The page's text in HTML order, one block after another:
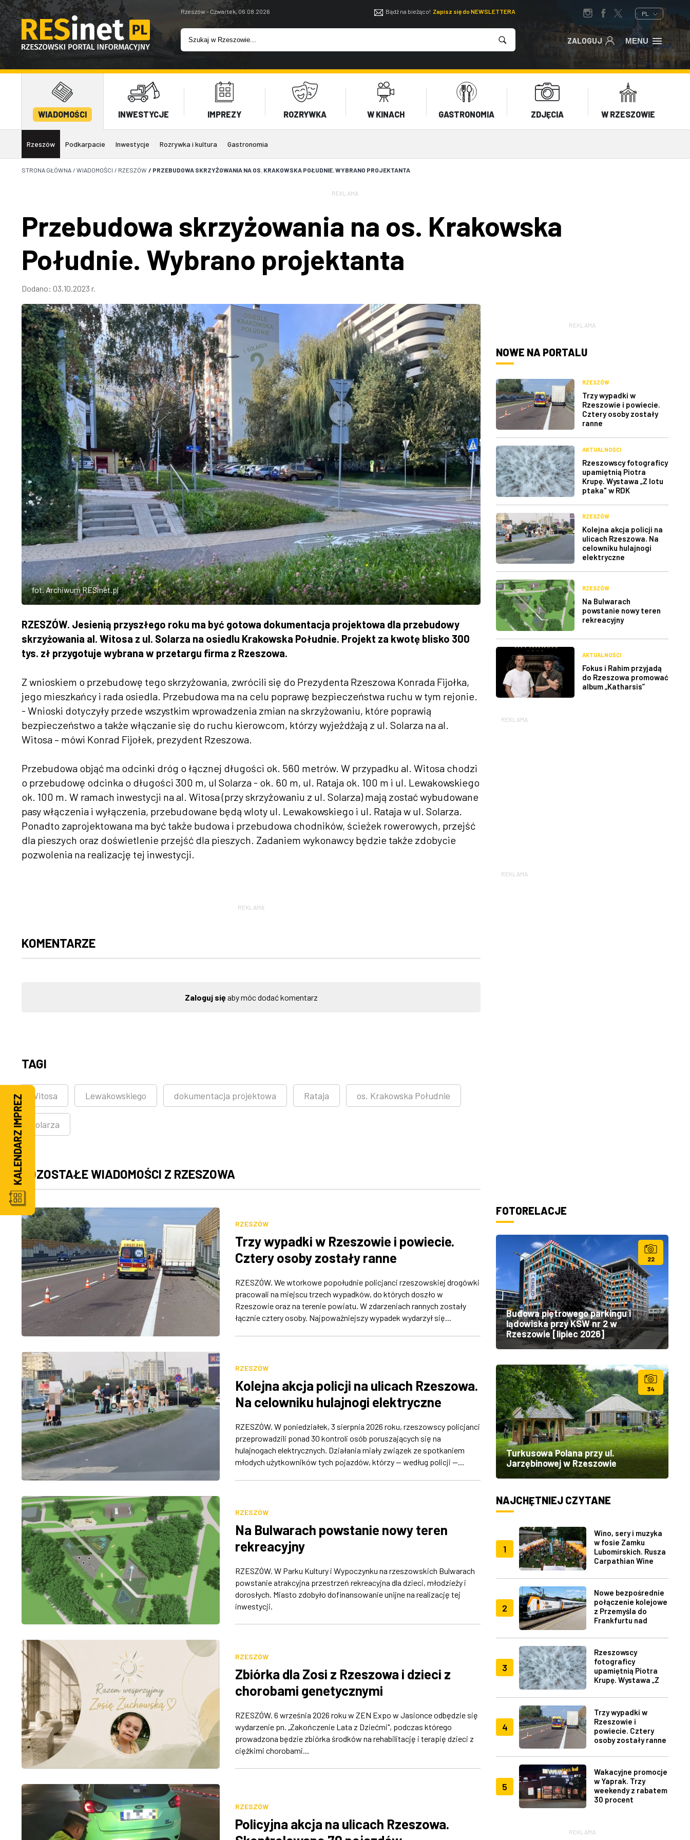
Rzeszów - Czwartek, 06.08.2026 Bądź na bieżąco! Zapisz się do NEWSLETTERA PL
ZALOGUJ MENU
WIADOMOŚCI INWESTYCJE IMPREZY ROZRYWKA W KINACH GASTRONOMIA ZDJĘCIA W RZESZOWIE
Rzeszów Podkarpacie Inwestycje Rozrywka i kultura Gastronomia
STRONA GŁÓWNA / WIADOMOŚCI / RZESZÓW / PRZEBUDOWA SKRZYŻOWANIA NA OS. KRAKOWSKA POŁUDNIE. WYBRANO PROJEKTANTA
REKLAMA
Przebudowa skrzyżowania na os. Krakowska
Południe. Wybrano projektanta
Dodano: 03.10.2023 r.
fot. Archiwum RESinet.pl
RZESZÓW. Jesienią przyszłego roku ma być gotowa dokumentacja projektowa dla przebudowy
skrzyżowania al. Witosa z ul. Solarza na osiedlu Krakowska Południe. Projekt za kwotę blisko 300
tys. zł przygotuje wybrana w przetargu firma z Rzeszowa.
Z wnioskiem o przebudowę tego skrzyżowania, zwrócili się do Prezydenta Rzeszowa Konrada Fijołka,
jego mieszkańcy i rada osiedla. Przebudowa ma na celu poprawę bezpieczeństwa ruchu w tym rejonie.
- Wnioski dotyczyły przede wszystkim wprowadzenia zmian na skrzyżowaniu, które poprawią
bezpieczeństwo a także włączanie się do ruchu kierowcom, którzy wyjeżdżają z ul. Solarza na al.
Witosa – mówi Konrad Fijołek, prezydent Rzeszowa.
Przebudowa objąć ma odcinki dróg o łącznej długości ok. 560 metrów. W przypadku al. Witosa chodzi
o przebudowę odcinka o długości 300 m, ul Solarza - ok. 60 m, ul. Rataja ok. 100 m i ul. Lewakowskiego
ok. 100 m. W ramach inwestycji na al. Witosa (przy skrzyżowaniu z ul. Solarza) mają zostać wybudowane
pasy włączenia i wyłączenia, przebudowane będą wloty ul. Lewakowskiego i ul. Rataja w ul. Solarza.
Ponadto zaprojektowana ma być także budowa i przebudowa chodników, ścieżek rowerowych, przejść
dla pieszych oraz doświetlenie przejść dla pieszych. Zadaniem wykonawcy będzie także zdobycie
pozwolenia na realizację tej inwestycji.
REKLAMA
KOMENTARZE
Zaloguj sięaby móc dodać komentarz
TAGI
Witosa Lewakowskiego dokumentacja projektowa Rataja os. Krakowska Południe
Solarza
POZOSTAŁE WIADOMOŚCI Z RZESZOWA
RZESZÓW
Trzy wypadki w Rzeszowie i powiecie.
Cztery osoby zostały ranne
RZESZÓW. We wtorkowe popołudnie policjanci rzeszowskiej drogówki
pracowali na miejscu trzech wypadków, do których doszło w
Rzeszowie oraz na terenie powiatu. W zdarzeniach rannych zostały
łącznie cztery osoby. Najpoważniejszy wypadek wydarzył się...
RZESZÓW
Kolejna akcja policji na ulicach Rzeszowa.
Na celowniku hulajnogi elektryczne
RZESZÓW. W poniedziałek, 3 sierpnia 2026 roku, rzeszowscy policjanci
przeprowadzili ponad 30 kontroli osób poruszających się na
hulajnogach elektrycznych. Działania miały związek ze spotkaniem
młodych użytkowników tych pojazdów, którzy — według policji —...
RZESZÓW
Na Bulwarach powstanie nowy teren
rekreacyjny
RZESZÓW. W Parku Kultury i Wypoczynku na rzeszowskich Bulwarach
powstanie atrakcyjna przestrzeń rekreacyjna dla dzieci, młodzieży i
dorosłych. Miasto zdobyło dofinansowanie unijne na realizację tej
inwestycji.
RZESZÓW
Zbiórka dla Zosi z Rzeszowa i dzieci z
chorobami genetycznymi
RZESZÓW. 6 września 2026 roku w ZEN Expo w Jasionce odbędzie się
wydarzenie pn. „Zakończenie Lata z Dziećmi", podczas którego
prowadzona będzie zbiórka środków na rehabilitację i terapię dzieci z
ciężkimi chorobami...
RZESZÓW
Policyjna akcja na ulicach Rzeszowa.
REKLAMA
NOWE NA PORTALU
RZESZÓW
Trzy wypadki w
Rzeszowie i powiecie.
Cztery osoby zostały
ranne
AKTUALNOŚCI
Rzeszowscy fotograficy
upamiętnią Piotra
Krupę. Wystawa „Z lotu
ptaka" w RDK
RZESZÓW
Kolejna akcja policji na
ulicach Rzeszowa. Na
celowniku hulajnogi
elektryczne
RZESZÓW
Na Bulwarach
powstanie nowy teren
rekreacyjny
AKTUALNOŚCI
Fokus i Rahim przyjadą
do Rzeszowa promować
album „Katharsis”
REKLAMA
REKLAMA
FOTORELACJE
22
Budowa piętrowego parkingu i
lądowiska przy KSW nr 2 w
Rzeszowie [lipiec 2026]
34
Turkusowa Polana przy ul.
Jarzębinowej w Rzeszowie
NAJCHĘTNIEJ CZYTANE
1
Wino, sery i muzyka
w fosie Zamku
Lubomirskich. Rusza
Carpathian Wine
2
Nowe bezpośrednie
połączenie kolejowe
z Przemyśla do
Frankfurtu nad
3
Rzeszowscy
fotograficy
upamiętnią Piotra
Krupę. Wystawa „Z
4
Trzy wypadki w
Rzeszowie i
powiecie. Cztery
osoby zostały ranne
5
Wakacyjne promocje
w Yaprak. Trzy
weekendy z rabatem
30 procent
REKLAMA
KALENDARZ IMPREZ